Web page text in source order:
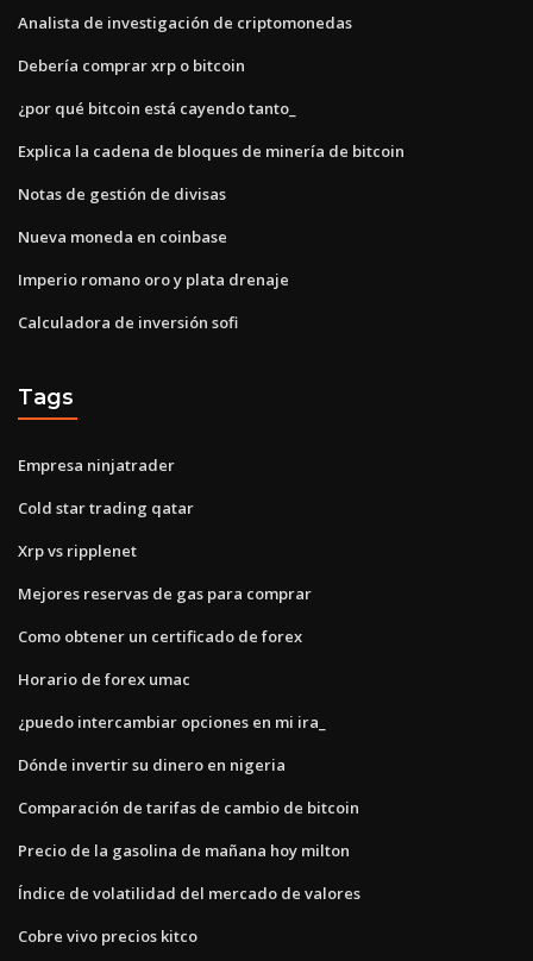
Analista de investigación de criptomonedas
Debería comprar xrp o bitcoin
¿por qué bitcoin está cayendo tanto_
Explica la cadena de bloques de minería de bitcoin
Notas de gestión de divisas
Nueva moneda en coinbase
Imperio romano oro y plata drenaje
Calculadora de inversión sofi
Tags
Empresa ninjatrader
Cold star trading qatar
Xrp vs ripplenet
Mejores reservas de gas para comprar
Como obtener un certificado de forex
Horario de forex umac
¿puedo intercambiar opciones en mi ira_
Dónde invertir su dinero en nigeria
Comparación de tarifas de cambio de bitcoin
Precio de la gasolina de mañana hoy milton
Índice de volatilidad del mercado de valores
Cobre vivo precios kitco